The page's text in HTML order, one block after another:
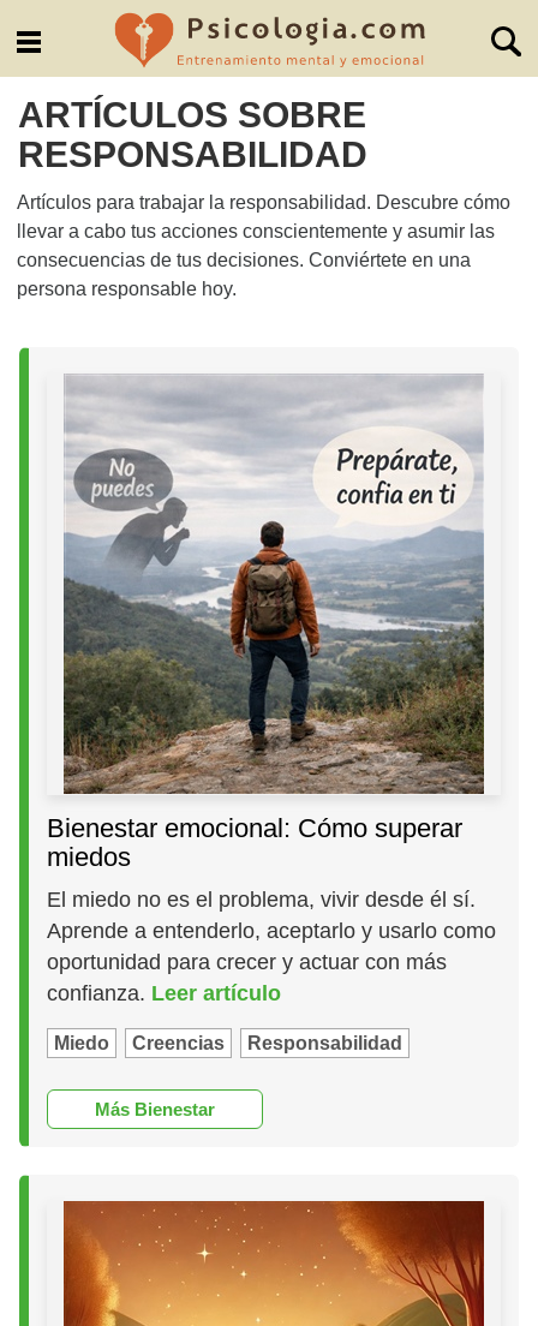
ARTÍCULOS SOBRE
RESPONSABILIDAD
Artículos para trabajar la responsabilidad. Descubre cómo
llevar a cabo tus acciones conscientemente y asumir las
consecuencias de tus decisiones. Conviértete en una
persona responsable hoy.
Bienestar emocional: Cómo superar
miedos
El miedo no es el problema, vivir desde él sí.
Aprende a entenderlo, aceptarlo y usarlo como
oportunidad para crecer y actuar con más
confianza. Leer artículo
Miedo Creencias Responsabilidad
Más Bienestar